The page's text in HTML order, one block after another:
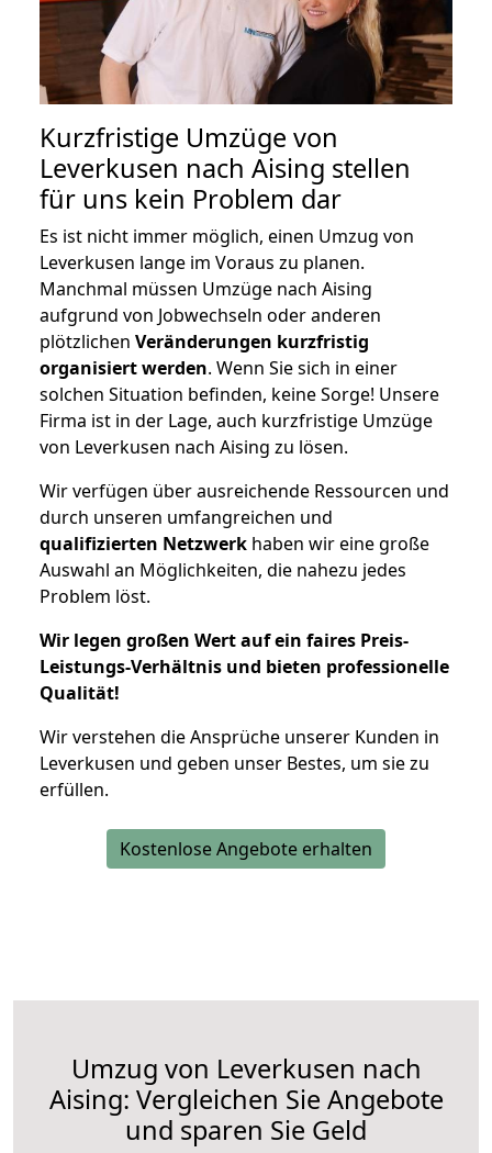
Kurzfristige Umzüge von
Leverkusen nach Aising stellen
für uns kein Problem dar
Es ist nicht immer möglich, einen Umzug von
Leverkusen lange im Voraus zu planen.
Manchmal müssen Umzüge nach Aising
aufgrund von Jobwechseln oder anderen
plötzlichen Veränderungen kurzfristig
organisiert werden. Wenn Sie sich in einer
solchen Situation befinden, keine Sorge! Unsere
Firma ist in der Lage, auch kurzfristige Umzüge
von Leverkusen nach Aising zu lösen.
Wir verfügen über ausreichende Ressourcen und
durch unseren umfangreichen und
qualifizierten Netzwerk haben wir eine große
Auswahl an Möglichkeiten, die nahezu jedes
Problem löst.
Wir legen großen Wert auf ein faires Preis-
Leistungs-Verhältnis und bieten professionelle
Qualität!
Wir verstehen die Ansprüche unserer Kunden in
Leverkusen und geben unser Bestes, um sie zu
erfüllen.
Kostenlose Angebote erhalten
Umzug von Leverkusen nach
Aising: Vergleichen Sie Angebote
und sparen Sie Geld